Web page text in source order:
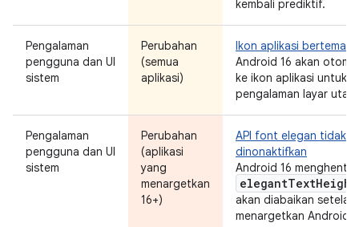
kembali prediktif.
Pengalaman
pengguna dan UI
sistem
Perubahan
(semua
aplikasi)
Ikon aplikasi bertema
Android 16 akan
ke ikon aplikasi untuk
pengalaman layar
Pengalaman
pengguna dan UI
sistem
Perubahan
(aplikasi
yang
menargetkan
16+)
API font elegan tidak
dinonaktifkan
Android 16
elegantTextHeight
akan diabaikan
menargetkan Android